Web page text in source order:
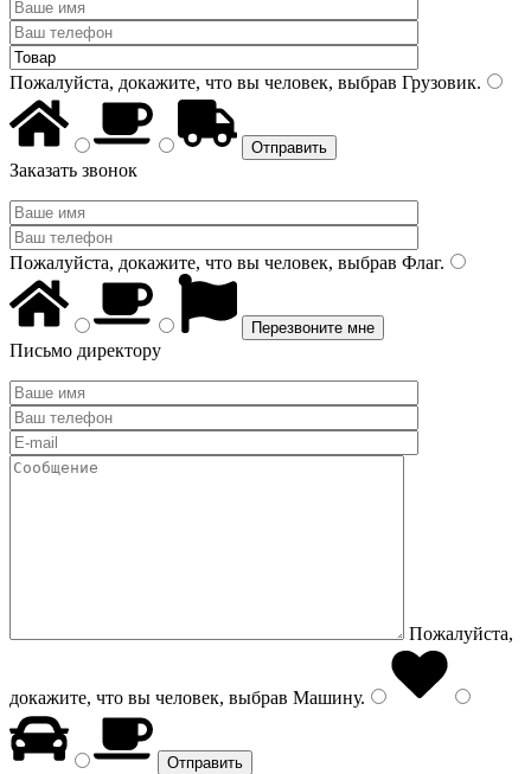
Пожалуйста, докажите, что вы человек, выбрав Грузовик.
Заказать звонок
Пожалуйста, докажите, что вы человек, выбрав Флаг.
Письмо директору
Пожалуйста,
докажите, что вы человек, выбрав Машину.